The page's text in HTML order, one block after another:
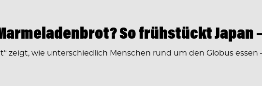
So frühstückt
zeigt, wie unterschiedlich Menschen rund um den Globus